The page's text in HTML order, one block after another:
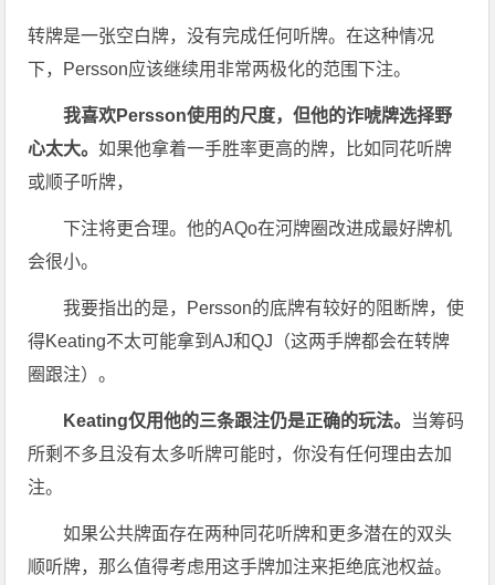
转牌是一张空白牌，没有完成任何听牌。在这种情况
下，Persson应该继续用非常两极化的范围下注。
我喜欢Persson使用的尺度，但他的诈唬牌选择野
心太大。如果他拿着一手胜率更高的牌，比如同花听牌
或顺子听牌，
下注将更合理。他的AQo在河牌圈改进成最好牌机
会很小。
我要指出的是，Persson的底牌有较好的阻断牌，使
得Keating不太可能拿到AJ和QJ（这两手牌都会在转牌
圈跟注）。
Keating仅用他的三条跟注仍是正确的玩法。 当筹码
所剩不多且没有太多听牌可能时，你没有任何理由去加
注。
如果公共牌面存在两种同花听牌和更多潜在的双头
顺听牌，那么值得考虑用这手牌加注来拒绝底池权益。